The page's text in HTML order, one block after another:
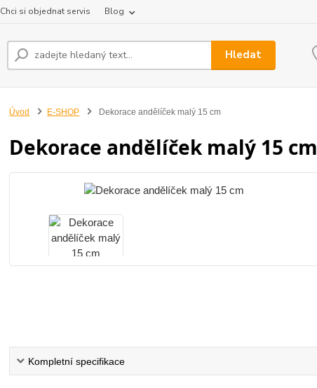
Chci si objednat servis Blog
Hledat
Úvod E-SHOP Dekorace andělíček malý 15 cm
Dekorace andělíček malý 15 cm
Kompletní specifikace